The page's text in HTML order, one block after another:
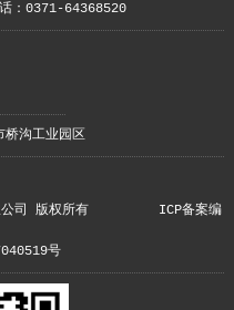
：0371-64368520
桥沟工业园区
有限公司 版权所有 ICP备案编
号